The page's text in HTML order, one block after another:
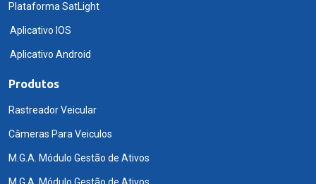
Plataforma SatLight
Aplicativo IOS
Aplicativo Android
Produtos
Rastreador Veicular
Câmeras Para Veiculos
M.G.A. Módulo Gestão de Ativos